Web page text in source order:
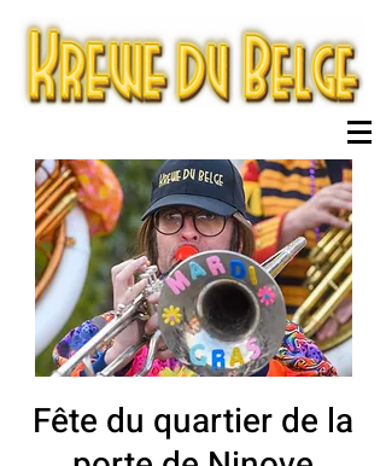
Fête du quartier de la